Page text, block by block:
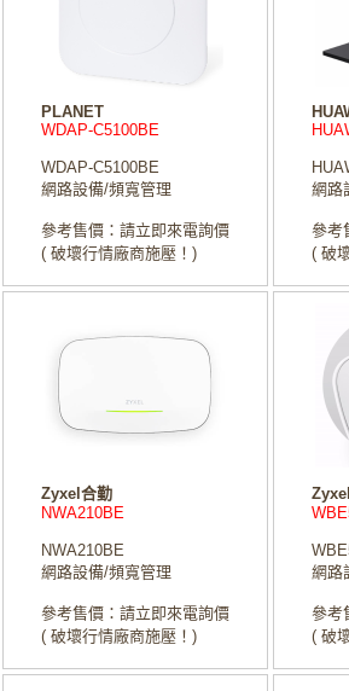
PLANET
WDAP-C5100BE
WDAP-C5100BE
網路設備/頻寬管理
參考售價：請立即來電詢價
( 破壞行情廠商施壓！)
網路
參考
( 破
Zyxel合勤
NWA210BE
NWA210BE
網路設備/頻寬管理
參考售價：請立即來電詢價
( 破壞行情廠商施壓！)
網路
參考
( 破